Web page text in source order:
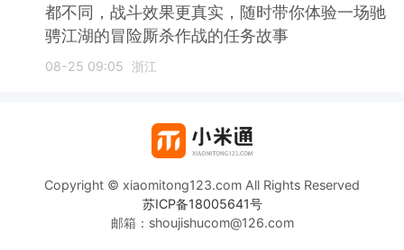
都不同，战斗效果更真实，随时带你体验一场驰
骋江湖的冒险厮杀作战的任务故事
08-25 09:05 浙江
Copyright © xiaomitong123.com All Rights Reserved
苏ICP备18005641号
邮箱：shoujishucom@126.com